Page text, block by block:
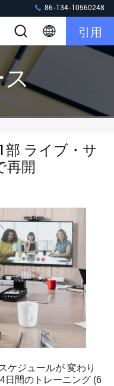
86-134-10560248
引用
ライブ・サ
再開
ケジュールが 変わり
日間のトレーニング (6